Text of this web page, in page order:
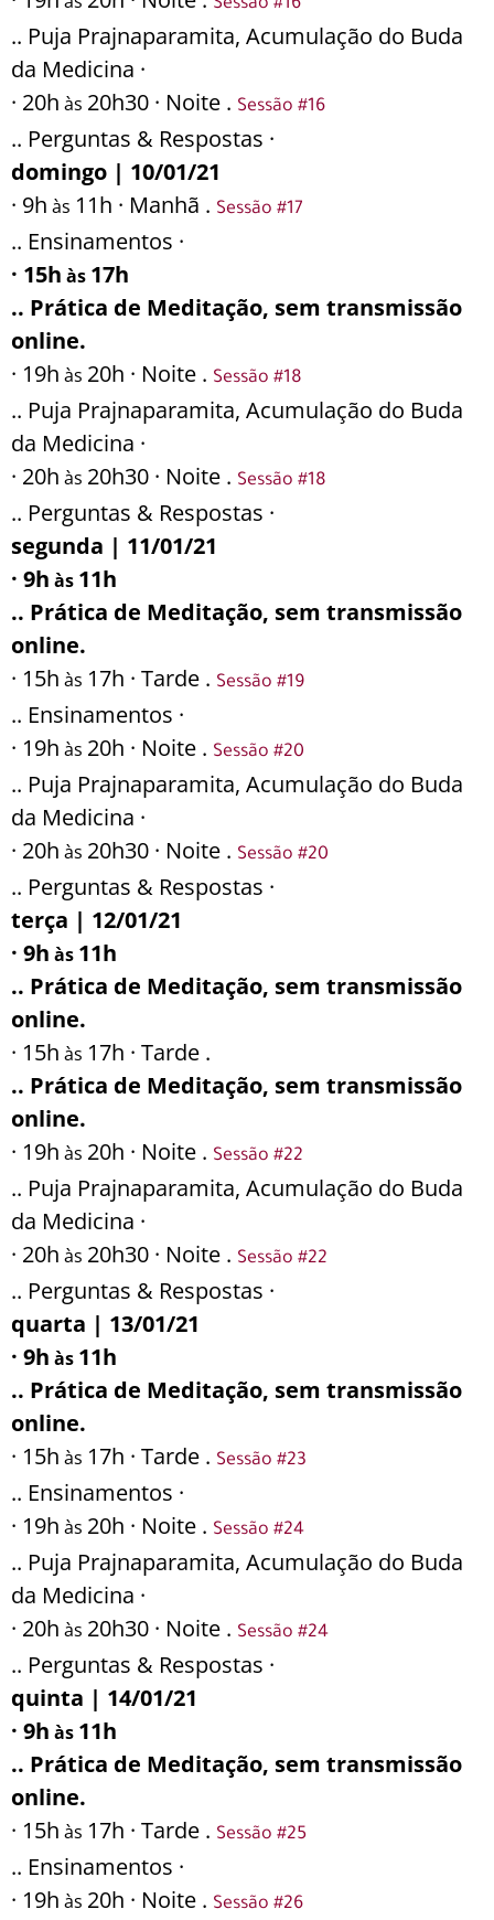
Sessão #16
.. Puja Prajnaparamita, Acumulação do Buda
da Medicina ·
· 20h às 20h30 · Noite . Sessão #16
.. Perguntas & Respostas ·
domingo | 10/01/21
· 9h às 11h · Manhã . Sessão #17
.. Ensinamentos ·
· 15h às 17h
.. Prática de Meditação, sem transmissão
online.
· 19h às 20h · Noite . Sessão #18
.. Puja Prajnaparamita, Acumulação do Buda
da Medicina ·
· 20h às 20h30 · Noite . Sessão #18
.. Perguntas & Respostas ·
segunda | 11/01/21
· 9h às 11h
.. Prática de Meditação, sem transmissão
online.
· 15h às 17h · Tarde . Sessão #19
.. Ensinamentos ·
· 19h às 20h · Noite . Sessão #20
.. Puja Prajnaparamita, Acumulação do Buda
da Medicina ·
· 20h às 20h30 · Noite . Sessão #20
.. Perguntas & Respostas ·
terça | 12/01/21
· 9h às 11h
.. Prática de Meditação, sem transmissão
online.
· 15h às 17h · Tarde .
.. Prática de Meditação, sem transmissão
online.
· 19h às 20h · Noite . Sessão #22
.. Puja Prajnaparamita, Acumulação do Buda
da Medicina ·
· 20h às 20h30 · Noite . Sessão #22
.. Perguntas & Respostas ·
quarta | 13/01/21
· 9h às 11h
.. Prática de Meditação, sem transmissão
online.
· 15h às 17h · Tarde . Sessão #23
.. Ensinamentos ·
· 19h às 20h · Noite . Sessão #24
.. Puja Prajnaparamita, Acumulação do Buda
da Medicina ·
· 20h às 20h30 · Noite . Sessão #24
.. Perguntas & Respostas ·
quinta | 14/01/21
· 9h às 11h
.. Prática de Meditação, sem transmissão
online.
· 15h às 17h · Tarde . Sessão #25
.. Ensinamentos ·
· 19h às 20h · Noite . Sessão #26